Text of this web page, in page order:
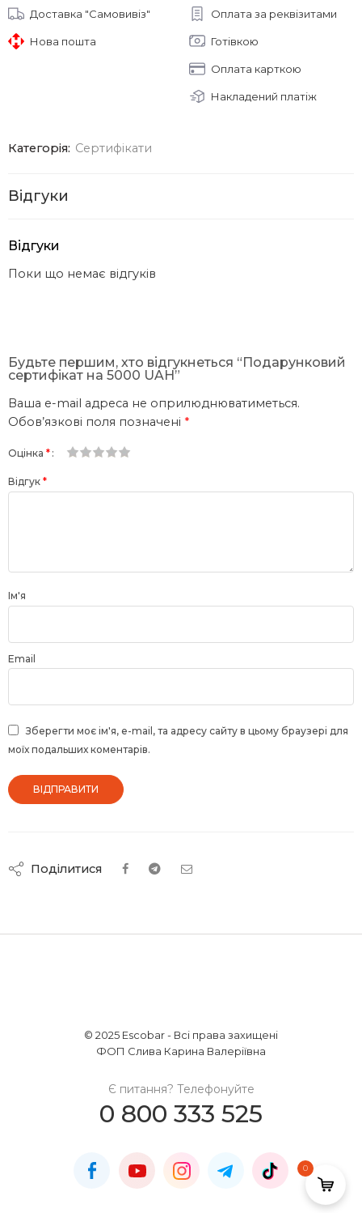
Поділитися
Доставка "Самовивіз"
Нова пошта
Оплата за реквізитами
Готівкою
Оплата карткою
Накладений платіж
Відгуки
Відгуки
Поки що немає відгуків
Будьте першим, хто відгукнеться “Подарунковий
сертифікат на 5000 UAH”
Ваша e-mail адреса не оприлюднюватиметься.
Обов’язкові поля позначені *
Оцінка *
Відгук *
Ім'я
Email
Зберегти моє ім'я, e-mail, та адресу сайту в цьому браузері для
моїх подальших коментарів.
Категорія: Сертифікати
© 2025 Escobar - Всі права захищені
ФОП Слива Карина Валеріївна
Є питання? Телефонуйте
0 800 333 525
0